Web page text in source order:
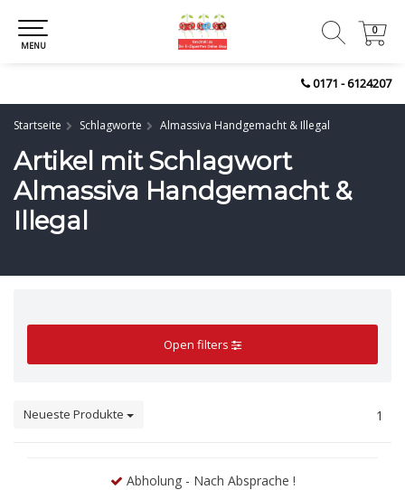
0171 - 6124207
0
0
MENU
Startseite Schlagworte Almassiva Handgemacht & Illegal
Artikel mit Schlagwort
Almassiva Handgemacht &
Illegal
Open filters
Neueste Produkte 1
Abholung - Nach Absprache !